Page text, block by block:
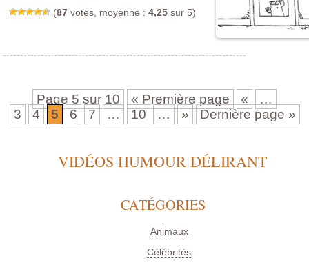
(87 votes, moyenne :4,25 sur 5)
Page 5 sur 10 « Première page «
…
3
4 5 6 7 … 10 … » Dernière page »
VIDÉOS HUMOUR DÉLIRANT
CATÉGORIES
Animaux
Célébrités